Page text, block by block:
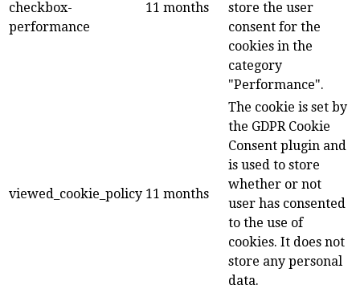
checkbox-
performance
11 months
store the user
consent for the
cookies in the
category
"Performance".
viewed_cookie_policy 11 months
The cookie is set by
the GDPR Cookie
Consent plugin and
is used to store
whether or not
user has consented
to the use of
cookies. It does not
store any personal
data.